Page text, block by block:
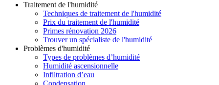
Traitement de l'humidité
Techniques de traitement de l'humidité
Prix du traitement de l'humidité
Primes rénovation 2026
Trouver un spécialiste de l'humidité
Problèmes d'humidité
Types de problèmes d’humidité
Humidité ascensionnelle
Infiltration d’eau
Condensation